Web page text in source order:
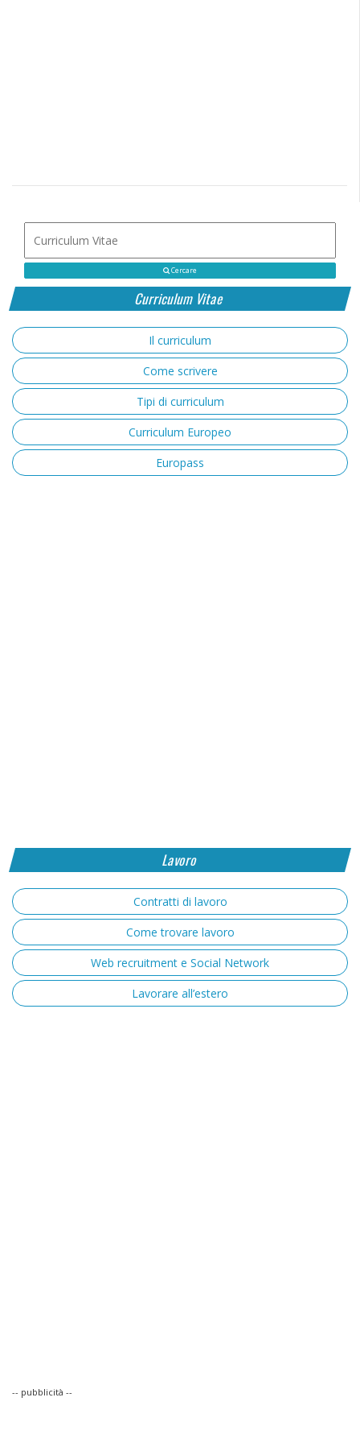
Cercare
Curriculum Vitae
Il curriculum
Come scrivere
Tipi di curriculum
Curriculum Europeo
Europass
Lavoro
Contratti di lavoro
Come trovare lavoro
Web recruitment e Social Network
Lavorare all’estero
-- pubblicità --